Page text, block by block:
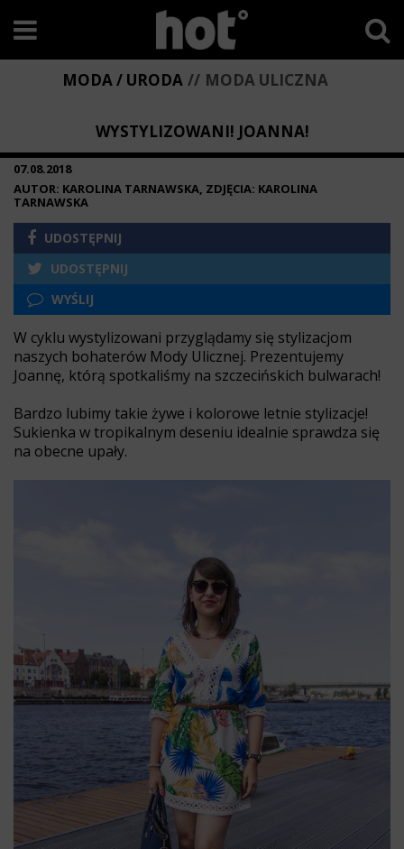
MODA / URODA MODA ULICZNA
WYSTYLIZOWANI! JOANNA!
07.08.2018
AUTOR: KAROLINA TARNAWSKA, ZDJĘCIA: KAROLINA
TARNAWSKA
UDOSTĘPNIJ
UDOSTĘPNIJ
WYŚLIJ
W cyklu wystylizowani przyglądamy się stylizacjom
naszych bohaterów Mody Ulicznej. Prezentujemy
Joannę, którą spotkaliśmy na szczecińskich bulwarach!
Bardzo lubimy takie żywe i kolorowe letnie stylizacje!
Sukienka w tropikalnym deseniu idealnie sprawdza się
na obecne upały.